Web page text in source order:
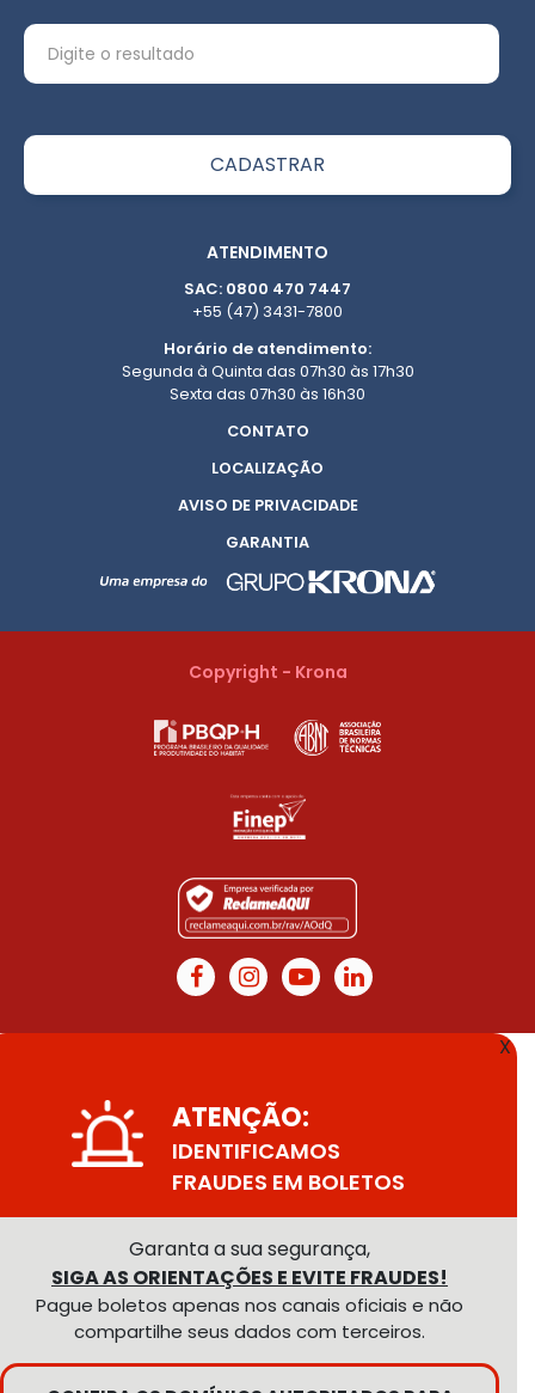
ATENDIMENTO
SAC: 0800 470 7447
+55 (47) 3431-7800
Horário de atendimento:
Segunda à Quinta das 07h30 às 17h30
Sexta das 07h30 às 16h30
CONTATO
LOCALIZAÇÃO
AVISO DE PRIVACIDADE
GARANTIA
Copyright - Krona
X
ATENÇÃO:
IDENTIFICAMOS
FRAUDES EM BOLETOS
Garanta a sua segurança,
SIGA AS ORIENTAÇÕES E EVITE FRAUDES!
Pague boletos apenas nos canais oficiais e não
compartilhe seus dados com terceiros.